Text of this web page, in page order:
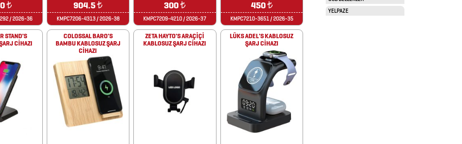
₺
/ 2026-36
904.5₺
KMPC7206-4313 / 2026-38
300₺
KMPC7209-4210 / 2026-37
450₺
KMPC7210-3651 / 2026-35
STAND'S
CİHAZI
COLOSSAL BARO'S
BAMBU KABLOSUZ ŞARJ
CİHAZI
ZETA HAYTO'S ARAÇİÇİ
KABLOSUZ ŞARJ CİHAZI
LÜKS ADEL'S KABLOSUZ
ŞARJ CİHAZI
YELPAZE